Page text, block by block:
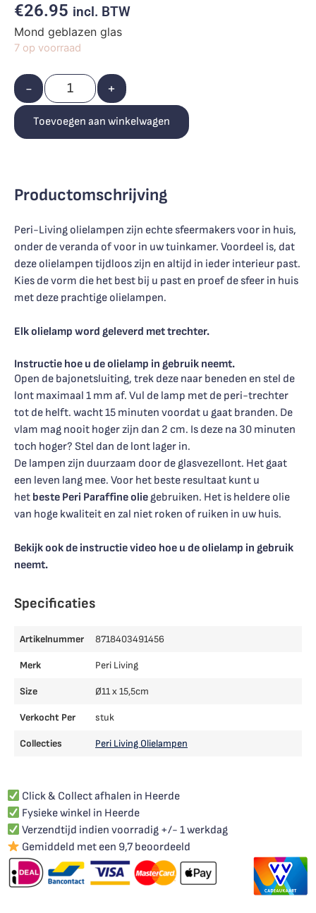
€26.95 incl. BTW
Mond geblazen glas
7 op voorraad
- +
Toevoegen aan winkelwagen
Productomschrijving
Peri-Living olielampen zijn echte sfeermakers voor in huis,
onder de veranda of voor in uw tuinkamer. Voordeel is, dat
deze olielampen tijdloos zijn en altijd in ieder interieur past.
Kies de vorm die het best bij u past en proef de sfeer in huis
met deze prachtige olielampen.
Elk olielamp word geleverd met trechter.
Instructie hoe u de olielamp in gebruik neemt.
Open de bajonetsluiting, trek deze naar beneden en stel de
lont maximaal 1 mm af. Vul de lamp met de peri-trechter
tot de helft. wacht 15 minuten voordat u gaat branden. De
vlam mag nooit hoger zijn dan 2 cm. Is deze na 30 minuten
toch hoger? Stel dan de lont lager in.
De lampen zijn duurzaam door de glasvezellont. Het gaat
een leven lang mee. Voor het beste resultaat kunt u
het beste Peri Paraffine oliegebruiken. Het is heldere olie
van hoge kwaliteit en zal niet roken of ruiken in uw huis.
Bekijk ook de instructie video hoe u de olielamp in gebruik
neemt.
Specificaties
Artikelnummer 8718403491456
Merk Peri Living
Size Ø11 x 15,5cm
Verkocht Per stuk
Collecties Peri Living Olielampen
Click & Collect afhalen in Heerde
Fysieke winkel in Heerde
Verzendtijd indien voorradig +/- 1 werkdag
Gemiddeld met een 9,7 beoordeeld